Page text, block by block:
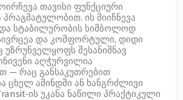
თავისი ფუნქციური
ის მიიჩნევა
და სტაბილურობის სიმბოლოდ
სივრცეა და კომფორტული, დიდი
უზრუნველყოფს შესანიშნავ
აღჭურვილია
— რაც განსაკუთრებით
ცხელ ამინდში ან ხანგრძლივი
ის უკანა ნაწილი პრაქტიკული